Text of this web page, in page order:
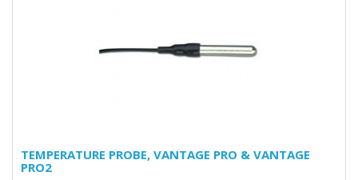
TEMPERATURE PROBE, VANTAGE PRO & VANTAGE
PRO2